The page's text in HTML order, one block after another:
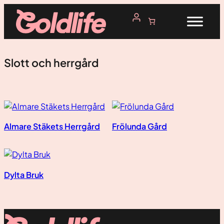
Hoppa
innehåll
Slott och herrgård
Almare Stäkets Herrgård Frölunda Gård
Dylta Bruk